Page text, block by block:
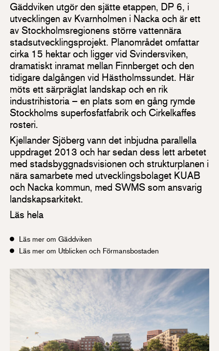
Gäddviken utgör den sjätte etappen, DP 6, i
utvecklingen av Kvarnholmen i Nacka och är ett
av Stockholmsregionens större vattennära
stadsutvecklingsprojekt. Planområdet omfattar
cirka 15 hektar och ligger vid Svindersviken,
dramatiskt inramat mellan Finnberget och den
tidigare dalgången vid Hästholmssundet. Här
möts ett särpräglat landskap och en rik
industrihistoria – en plats som en gång rymde
Stockholms superfosfatfabrik och Cirkelkaffes
rosteri.
Kjellander Sjöberg vann det inbjudna parallella
uppdraget 2013 och har sedan dess lett arbetet
med stadsbyggnadsvisionen och strukturplanen i
nära samarbete med utvecklingsbolaget KUAB
och Nacka kommun, med SWMS som ansvarig
landskapsarkitekt.
Läs hela
Läs mer om Gäddviken
Läs mer om Utblicken och Förmansbostaden